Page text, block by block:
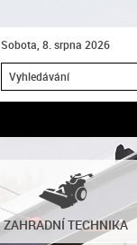
Sobota, 8. srpna 2026
ZAHRADNÍ TECHNIKA